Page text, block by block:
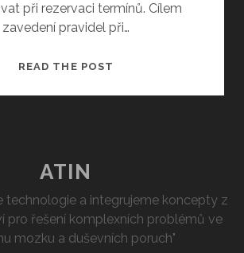
při rezervaci termínů. Cílem
zavedení pravidel při…
READ THE POST
ATIN
technologie a integrujeme koncepty z
pro řešení komplexních problémů ve
mozku a duševních poruch"